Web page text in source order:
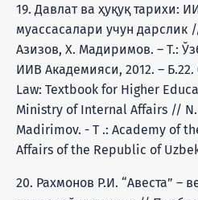
19. Давлат ва ҳуқуқ тарихи:
муассасалари учун
Азизов, Х. Мадиримов. – Т.:
ИИВ Академияси, 2012. –
Law: Textbook for Higher
Ministry of Internal Affairs // N.
Madirimov. - T .: Academy of
Affairs of the Republic of
20. Рахмонов Р.И. “Авеста” –